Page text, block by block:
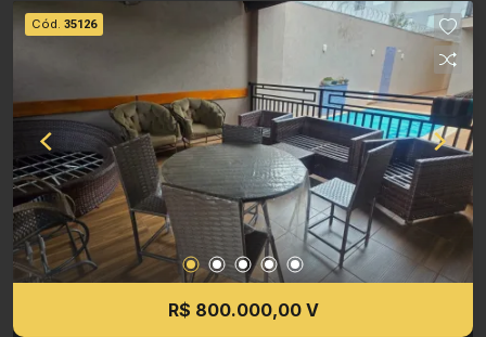
banheiro - 1 suíte - 1 banheiro Social Dimensões:
- Área útil: 260,00m² - Área terreno: 490,00m²
área tranquila e residencial - Próximo ao Novo
Shopping - Fácil acesso a supermercados,
restaurantes, escolas e comércios da cidade
Investimento de Venda: R$ 870.000,00 Cód.:
L35505 Imobiliária Sônia & Ramalho. Para além
de negócios imobiliários, tradição, inovação e
exclusividade! Obs: A imobiliária se reserva ao
direito de alterar qualquer informação referente
aos valores, dados e disponibilidade de seus
imóveis, sem aviso prévio.
Cód. 35126
R$ 800.000,00 V